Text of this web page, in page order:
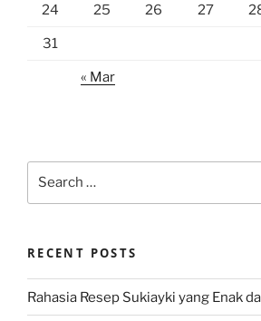
24 25 26 27
31
« Mar
RECENT POSTS
Rahasia Resep Sukiayki yang Enak